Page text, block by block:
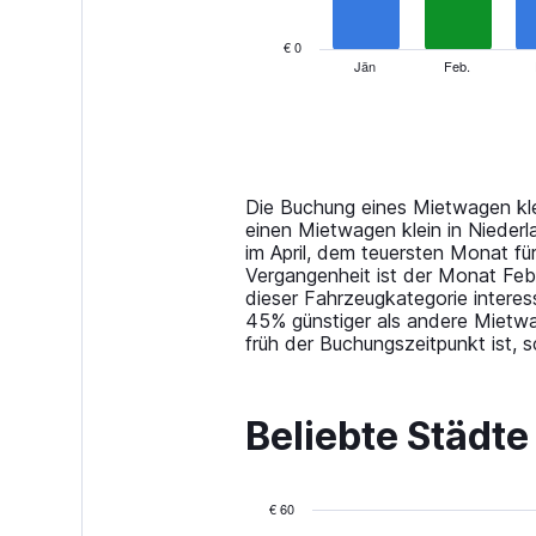
has
14
categories.
The
chart
has
1
Y
Range:
0
Jän Feb.
€ 0
Die Buchung eines Mietwagen
einen Mietwagen klein in
im April, dem teuersten Monat
Vergangenheit ist der Monat
dieser Fahrzeugkategorie
45% günstiger als andere
früh der Buchungszeitpunkt ist,
Beliebte
€ 60